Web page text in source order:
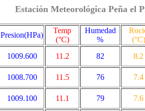
Estación Meteorológica Peña el
Presion(HPa)
Temp
(°C)
Humedad
%
(°C)
1009.600 11.2 82
8.2
1008.700 11.5 76
7.4
1009.100 11.1 79
7.6